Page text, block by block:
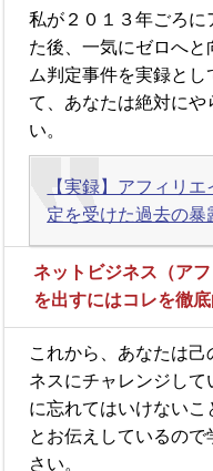
私が２０１３年ごろに
た後、一気にゼロへ
ム判定事件を実録と
て、あなたは絶対にや
い。
【実録】アフィリ
定を受けた過去の暴
ネットビジネス（ア
を出すにはコレを徹
これから、あなたは
ネスにチャレンジし
に忘れてはいけないこ
とお伝えしているの
さい。